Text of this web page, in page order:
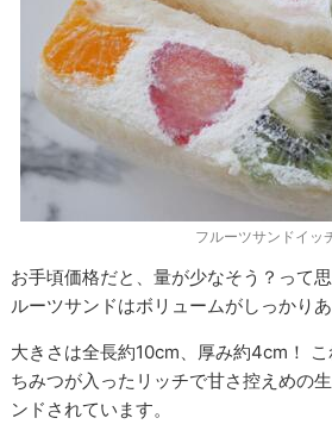
フルーツサンドイッ
お手頃価格だと、量が少なそう？って
ルーツサンドはボリュームがしっかりあ
大きさは全長約10cm、厚み約4cm！
ちみつが入ったリッチで甘さ控えめの
ンドされています。